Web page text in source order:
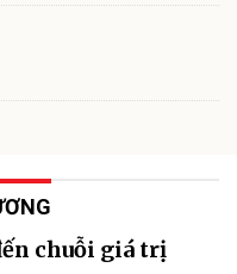
chuỗi giá trị